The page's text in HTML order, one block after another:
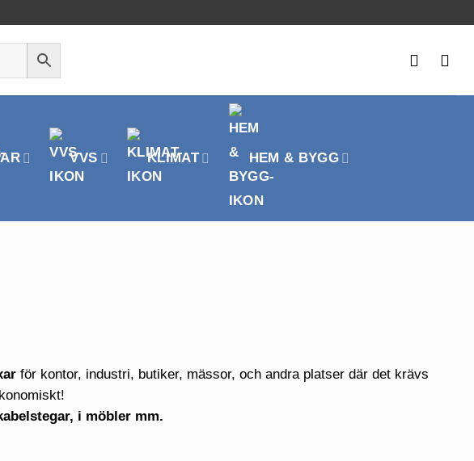
VVS KLIMAT HEM & BYGG
för kontor, industri, butiker, mässor, och andra platser där det krävs
i möbler mm.